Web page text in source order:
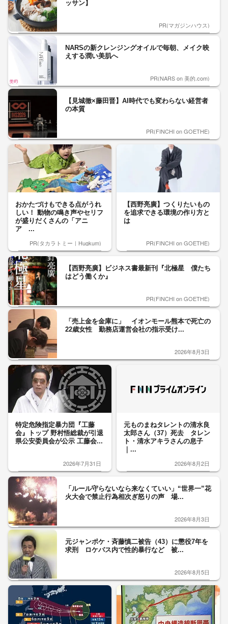
ッサン】
PR(マガジンハウス)
NARSの新クレンジングオイルで毎朝、メイク映
えする潤い美肌へ
PR(NARS on 美的.com)
【見城徹×藤田晋】AI時代でも変わらない経営者
の本質
PR(FINCHI on GOETHE)
おかたづけもできる点がうれ
しい！ 動物の鳴き声やセリフ
が盛りだくさんの「アニ
ア ...
PR(タカラトミー｜Hugkum)
【西野亮廣】つくりたいもの
を追求できる環境の作り方と
は
PR(FINCHI on GOETHE)
【西野亮廣】ビジネス書最新刊『北極星 僕たち
はどう働くか』
PR(FINCHI on GOETHE)
「売上金を金庫に」 イオンモール熊本で死亡の
22歳女性 勤務店運営会社の指示受け...
2026年8月3日
特定危険指定暴力団『工藤
会』トップ 野村悟総裁が引退
県公安委員会が公示 工藤会...
2026年7月31日
元ものまねタレントの清水良
太郎さん（37）死去 タレン
ト・清水アキラさんの息子
｜...
2026年8月2日
「ルール守らないなら来なくていい」“世界一”花
火大会で禁止行為相次ぎ怒りの声 場...
2026年8月3日
元ジャンポケ・斉藤慎二被告（43）に懲役7年を
求刑 ロケバス内で性的暴行など 被...
2026年8月5日